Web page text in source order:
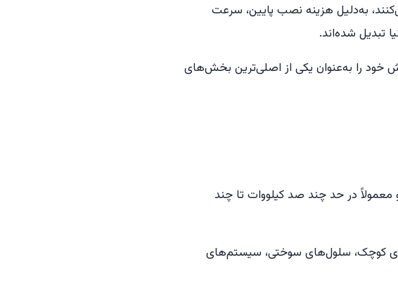
به‌دلیل هزینه نصب پایین، سرعت
تبدیل شده‌اند.
خود را به‌عنوان یکی از اصلی‌ترین بخش‌های
معمولاً در حد چند صد کیلووات تا چند
کوچک، سلول‌های سوختی، سیستم‌های